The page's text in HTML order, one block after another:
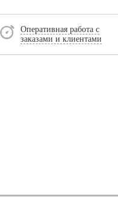
Оперативная работа с
заказами и клиентами